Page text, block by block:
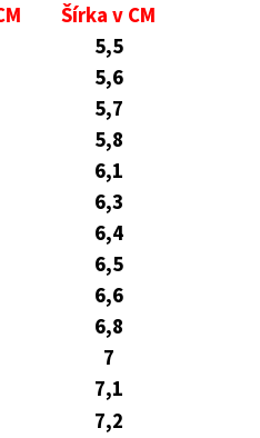
Šírka v CM
5,5
5,6
5,7
5,8
6,1
6,3
6,4
6,5
6,6
6,8
7
7,1
7,2